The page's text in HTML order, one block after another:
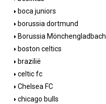
boca juniors
borussia dortmund
Borussia Mönchengladbach
boston celtics
brazilië
celtic fc
Chelsea FC
chicago bulls